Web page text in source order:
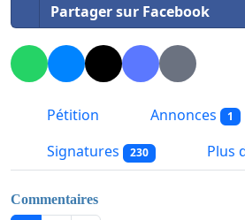
Partager sur Facebook
Pétition Annonces 1
Signatures 230 Plus
Commentaires